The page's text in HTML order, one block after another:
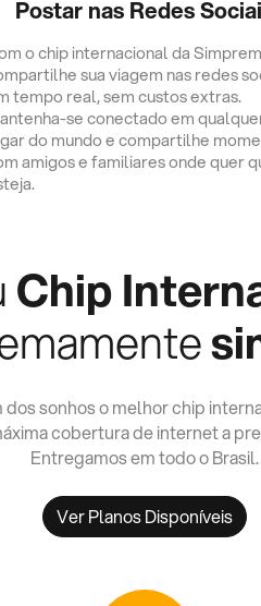
Postar nas Redes
o chip internacional da
sua viagem nas redes
tempo real, sem custos extras.
se conectado em
do mundo e compartilhe
amigos e familiares onde quer
Chip
dos sonhos o melhor chip
cobertura de internet a
Entregamos em todo o Brasil.
Ver Planos Disponíveis